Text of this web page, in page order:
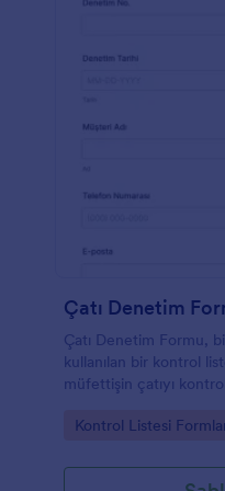
sahadaki herhangi bir
daha iyi yönetin.
Çatı Denetim
Çatı Denetim Formu,
kullanılan bir kontrol
müfettişin çatıyı
koruyan şey çatı
numarası, denetim
Go to Category:
Kontrol Listesi